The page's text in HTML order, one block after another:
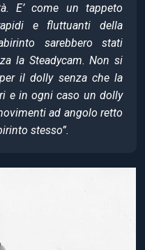
E’ come un tappeto
e fluttuanti della
sarebbero stati
la Steadycam. Non si
il dolly senza che la
e in ogni caso un dolly
ad angolo retto
stesso”.